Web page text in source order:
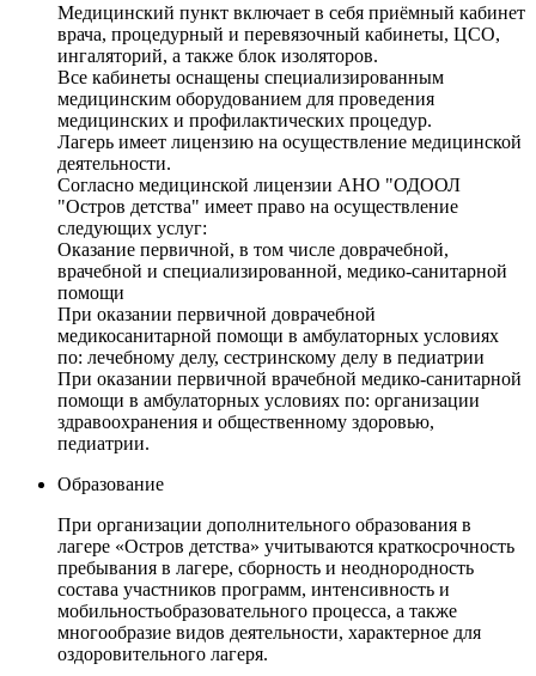
Медицинский пункт включает в себя приёмный кабинет
врача, процедурный и перевязочный кабинеты, ЦСО,
ингаляторий, а также блок изоляторов.
Все кабинеты оснащены специализированным
медицинским оборудованием для проведения
медицинских и профилактических процедур.
Лагерь имеет лицензию на осуществление медицинской
деятельности.
Согласно медицинской лицензии АНО "ОДООЛ
"Остров детства" имеет право на осуществление
следующих услуг:
Оказание первичной, в том числе доврачебной,
врачебной и специализированной, медико-санитарной
помощи
При оказании первичной доврачебной
медикосанитарной помощи в амбулаторных условиях
по: лечебному делу, сестринскому делу в педиатрии
При оказании первичной врачебной медико-санитарной
помощи в амбулаторных условиях по: организации
здравоохранения и общественному здоровью,
педиатрии.
Образование
При организации дополнительного образования в
лагере «Остров детства» учитываются краткосрочность
пребывания в лагере, сборность и неоднородность
состава участников программ, интенсивность и
мобильностьобразовательного процесса, а также
многообразие видов деятельности, характерное для
оздоровительного лагеря.